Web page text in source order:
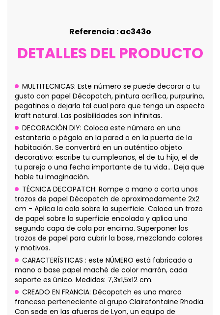
Referencia : ac343o
DETALLES DEL PRODUCTO
MULTITECNICAS: Este número se puede decorar a tu
gusto con papel Décopatch, pintura acrílica, purpurina,
pegatinas o dejarla tal cual para que tenga un aspecto
kraft natural. Las posibilidades son infinitas.
DECORACIÓN DIY: Coloca este número en una
estantería o pégalo en la pared o en la puerta de la
habitación. Se convertirá en un auténtico objeto
decorativo: escribe tu cumpleaños, el de tu hijo, el de
tu pareja o una fecha importante de tu vida... Deja que
hable tu imaginación.
TÉCNICA DECOPATCH: Rompe a mano o corta unos
trozos de papel Décopatch de aproximadamente 2x2
cm - Aplica la cola sobre la superficie. Coloca un trozo
de papel sobre la superficie encolada y aplica una
segunda capa de cola por encima. Superponer los
trozos de papel para cubrir la base, mezclando colores
y motivos.
CARACTERÍSTICAS : este NÚMERO está fabricado a
mano a base papel maché de color marrón, cada
soporte es único. Medidas: 7,3x1,5x12 cm.
CREADO EN FRANCIA: Décopatch es una marca
francesa perteneciente al grupo Clairefontaine Rhodia.
Con sede en las afueras de Lyon, un equipo de